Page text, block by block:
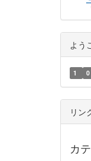
よう
1 0
リン
カ